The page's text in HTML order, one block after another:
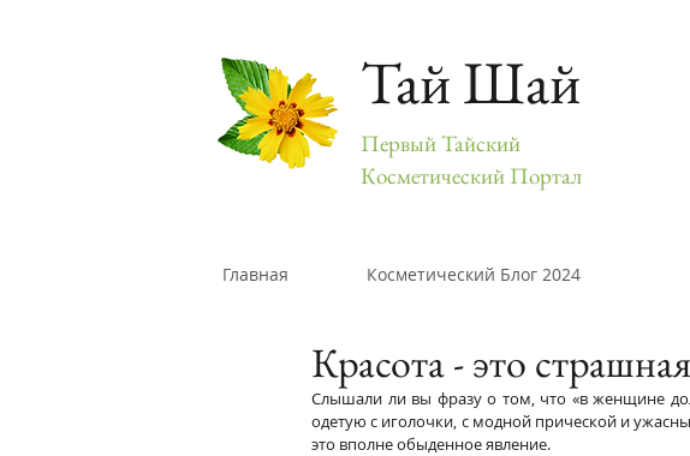
Тай Шай
Первый Тайский
Косметический Портал
Главная Косметический Блог 2024
Красота - это
Слышали ли вы фразу о том, что «в женщине
одетую с иголочки, с модной прической и
это вполне обыденное явление.